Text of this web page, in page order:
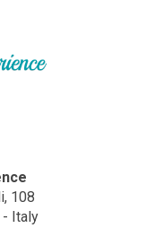
108
- Italy